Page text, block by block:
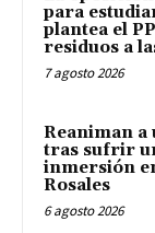
para
plantea el
residuos a
7 agosto 2026
Reaniman a
tras sufrir
inmersión
Rosales
6 agosto 2026